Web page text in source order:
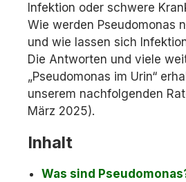
Infektion oder schwere
Wie werden Pseudomonas
und wie lassen sich
Die Antworten und viele
„Pseudomonas im Urin“
unserem nachfolgenden
März 2025).
Inhalt
Was sind